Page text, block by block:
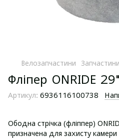
Велозапчастини
Фліпер ONRIDE
Артикул: 6936116100738
Ободна стрічка (фліппер)
призначена для захисту камери